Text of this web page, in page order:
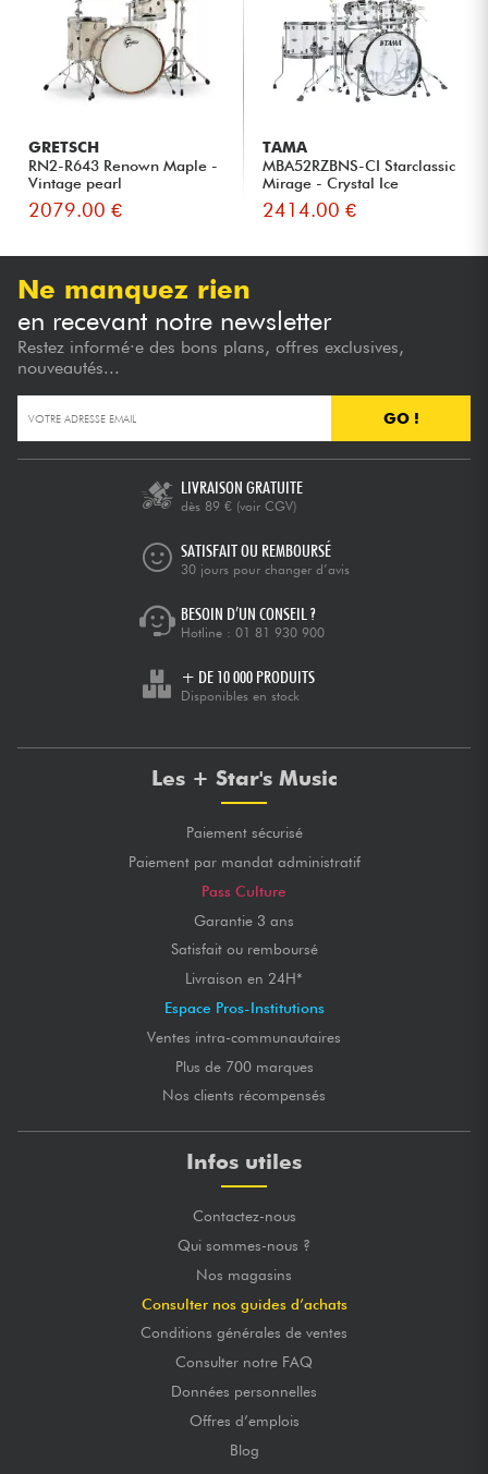
GRETSCH
RN2-R643 Renown Maple -
Vintage pearl
2079.00 €
TAMA
MBA52RZBNS-CI Starclassic
Mirage - Crystal Ice
2414.00 €
Ne manquez rien
en recevant notre newsletter
Restez informé·e des bons plans, offres exclusives,
nouveautés...
GO !
LIVRAISON GRATUITE
dès 89 € (voir CGV)
SATISFAIT OU REMBOURSÉ
30 jours pour changer d’avis
BESOIN D’UN CONSEIL ?
Hotline : 01 81 930 900
+ DE 10 000 PRODUITS
Disponibles en stock
Les + Star's Music
Paiement sécurisé
Paiement par mandat administratif
Pass Culture
Garantie 3 ans
Satisfait ou remboursé
Livraison en 24H*
Espace Pros-Institutions
Ventes intra-communautaires
Plus de 700 marques
Nos clients récompensés
Infos utiles
Contactez-nous
Qui sommes-nous ?
Nos magasins
Consulter nos guides d’achats
Conditions générales de ventes
Consulter notre FAQ
Données personnelles
Offres d’emplois
Blog